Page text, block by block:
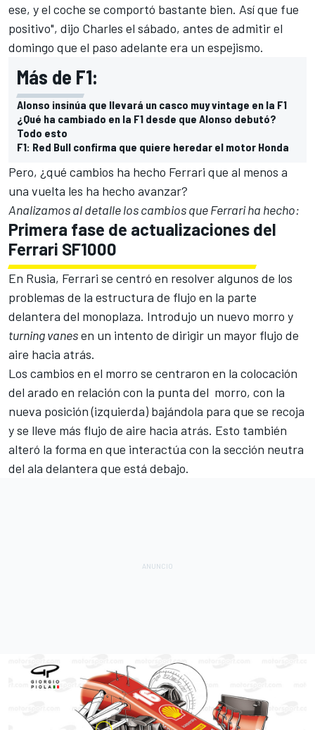
ese, y el coche se comportó bastante bien. Así que fue
positivo", dijo Charles el sábado, antes de admitir el
domingo que el paso adelante era un espejismo.
Más de F1:
Alonso insinúa que llevará un casco muy vintage en la F1
¿Qué ha cambiado en la F1 desde que Alonso debutó?
Todo esto
F1: Red Bull confirma que quiere heredar el motor Honda
Pero, ¿qué cambios ha hecho Ferrari que al menos a
una vuelta les ha hecho avanzar?
Analizamos al detalle los cambios que Ferrari ha hecho:
Primera fase de actualizaciones del
Ferrari SF1000
En Rusia, Ferrari se centró en resolver algunos de los
problemas de la estructura de flujo en la parte
delantera del monoplaza. Introdujo un nuevo morro y
turning vanesen un intento de dirigir un mayor flujo de
aire hacia atrás.
Los cambios en el morro se centraron en la colocación
del arado en relación con la punta del morro, con la
nueva posición (izquierda) bajándola para que se recoja
y se lleve más flujo de aire hacia atrás. Esto también
alteró la forma en que interactúa con la sección neutra
del ala delantera que está debajo.